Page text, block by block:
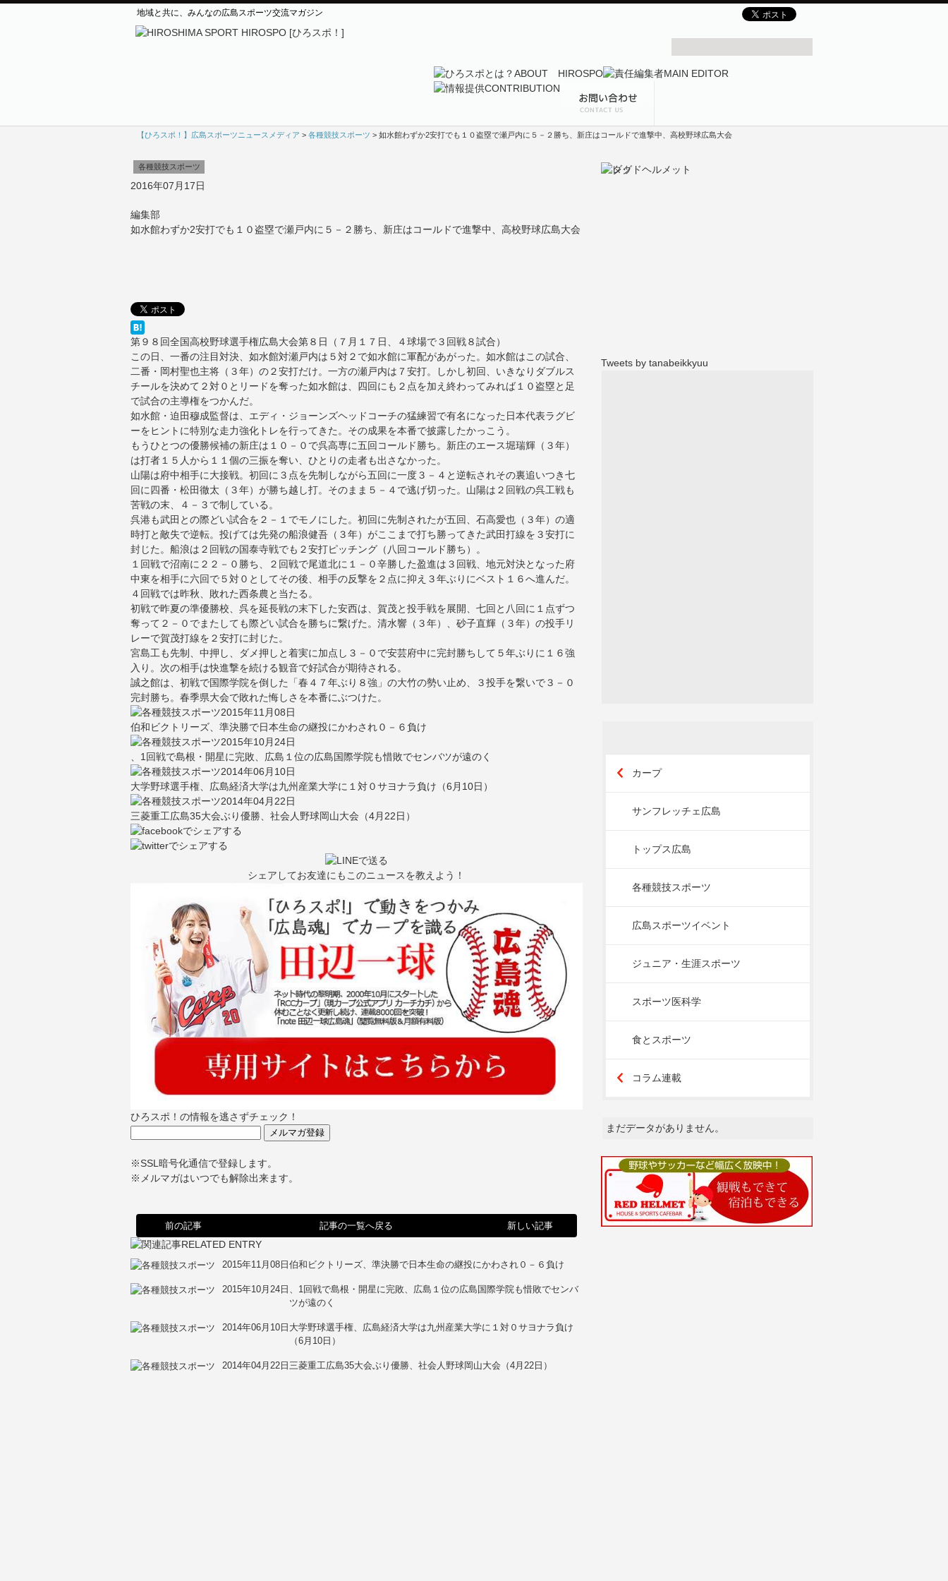
地域と共に、みんなの広島スポーツ交流マガジン
【ひろスポ！】広島スポーツニュースメディア > 各種競技スポーツ > 如水館わずか2安打でも１０盗塁で瀬戸内に５－２勝ち、新庄はコールドで進撃中、高校野球広島大会
各種競技スポーツ
2016年07月17日
編集部
如水館わずか2安打でも１０盗塁で瀬戸内に５－２勝ち、新庄はコールドで進撃中、高校野球広島大会
第９８回全国高校野球選手権広島大会第８日（７月１７日、４球場で３回戦８試合）
この日、一番の注目対決、如水館対瀬戸内は５対２で如水館に軍配があがった。如水館はこの試合、
二番・岡村聖也主将（３年）の２安打だけ。一方の瀬戸内は７安打。しかし初回、いきなりダブルス
チールを決めて２対０とリードを奪った如水館は、四回にも２点を加え終わってみれば１０盗塁と足
で試合の主導権をつかんだ。
如水館・迫田穆成監督は、エディ・ジョーンズヘッドコーチの猛練習で有名になった日本代表ラグビ
ーをヒントに特別な走力強化トレを行ってきた。その成果を本番で披露したかっこう。
もうひとつの優勝候補の新庄は１０－０で呉高専に五回コールド勝ち。新庄のエース堀瑞輝（３年）
は打者１５人から１１個の三振を奪い、ひとりの走者も出さなかった。
山陽は府中相手に大接戦。初回に３点を先制しながら五回に一度３－４と逆転されその裏追いつき七
回に四番・松田徹太（３年）が勝ち越し打。そのまま５－４で逃げ切った。山陽は２回戦の呉工戦も
苦戦の末、４－３で制している。
呉港も武田との際どい試合を２－１でモノにした。初回に先制されたが五回、石高愛也（３年）の適
時打と敵失で逆転。投げては先発の船浪健吾（３年）がここまで打ち勝ってきた武田打線を３安打に
封じた。船浪は２回戦の国泰寺戦でも２安打ピッチング（八回コールド勝ち）。
１回戦で沼南に２２－０勝ち、２回戦で尾道北に１－０辛勝した盈進は３回戦、地元対決となった府
中東を相手に六回で５対０としてその後、相手の反撃を２点に抑え３年ぶりにベスト１６へ進んだ。
４回戦では昨秋、敗れた西条農と当たる。
初戦で昨夏の準優勝校、呉を延長戦の末下した安西は、賀茂と投手戦を展開、七回と八回に１点ずつ
奪って２－０でまたしても際どい試合を勝ちに繋げた。清水響（３年）、砂子直輝（３年）の投手リ
レーで賀茂打線を２安打に封じた。
宮島工も先制、中押し、ダメ押しと着実に加点し３－０で安芸府中に完封勝ちして５年ぶりに１６強
入り。次の相手は快進撃を続ける観音で好試合が期待される。
誠之館は、初戦で国際学院を倒した「春４７年ぶり８強」の大竹の勢い止め、３投手を繋いで３－０
完封勝ち。春季県大会で敗れた悔しさを本番にぶつけた。
2015年11月08日
伯和ビクトリーズ、準決勝で日本生命の継投にかわされ０－６負け
2015年10月24日
、1回戦で島根・開星に完敗、広島１位の広島国際学院も惜敗でセンバツが遠のく
2014年06月10日
大学野球選手権、広島経済大学は九州産業大学に１対０サヨナラ負け（6月10日）
2014年04月22日
三菱重工広島35大会ぶり優勝、社会人野球岡山大会（4月22日）
シェアしてお友達にもこのニュースを教えよう！
ひろスポ！の情報を逃さずチェック！
※SSL暗号化通信で登録します。
※メルマガはいつでも解除出来ます。
前の記事 記事の一覧へ戻る 新しい記事
2015年11月08日伯和ビクトリーズ、準決勝で日本生命の継投にかわされ０－６負け
2015年10月24日 、1回戦で島根・開星に完敗、広島１位の広島国際学院も惜敗でセンバ
ツが遠のく
2014年06月10日 大学野球選手権、広島経済大学は九州産業大学に１対０サヨナラ負け
（6月10日）
2014年04月22日 三菱重工広島35大会ぶり優勝、社会人野球岡山大会（4月22日）
Tweets by tanabeikkyuu
カープ
サンフレッチェ広島
トップス広島
各種競技スポーツ
広島スポーツイベント
ジュニア・生涯スポーツ
スポーツ医科学
食とスポーツ
コラム連載
まだデータがありません。